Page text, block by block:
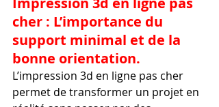
cher : L’importance du
support minimal et de la
bonne orientation.
L’impression 3d en ligne pas cher
permet de transformer un projet en